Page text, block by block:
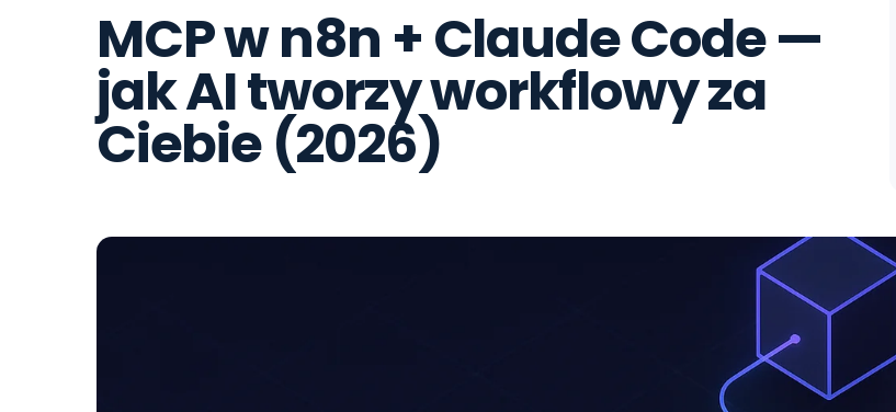
MCP w n8n + Claude Code —
jak AI tworzy workflowy za
Ciebie (2026)